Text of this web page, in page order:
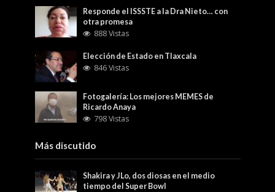
Responde el ISSSTE a la Dra Nieto… con
otra promesa
888 Vistas
Elección de Estado en Tlaxcala
846 Vistas
Fotogalería: Los mejores MEMES de
Ricardo Anaya
798 Vistas
Más discutido
Shakira y JLo, dos diosas en el medio
tiempo del Super Bowl